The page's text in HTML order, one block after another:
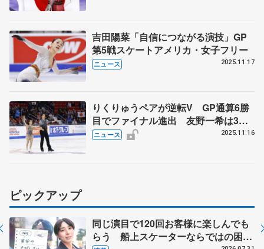
吉田陽菜「自信につながる演技」GP
第5戦スケートアメリカ・女子フリー
ニュース 2025.11.17
りくりゅうペアが逆転V GP通算6勝
目でファイナル進出 友野一希は3位
表彰台 女子SPで渡辺倫果トップ
ニュース 2025.11.16
ピックアップ
同じ演目で120回お客様に楽しんでも
らう 船上スケーターならではの困難